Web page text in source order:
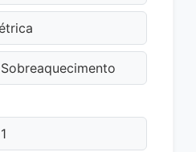
Sobreaquecimento